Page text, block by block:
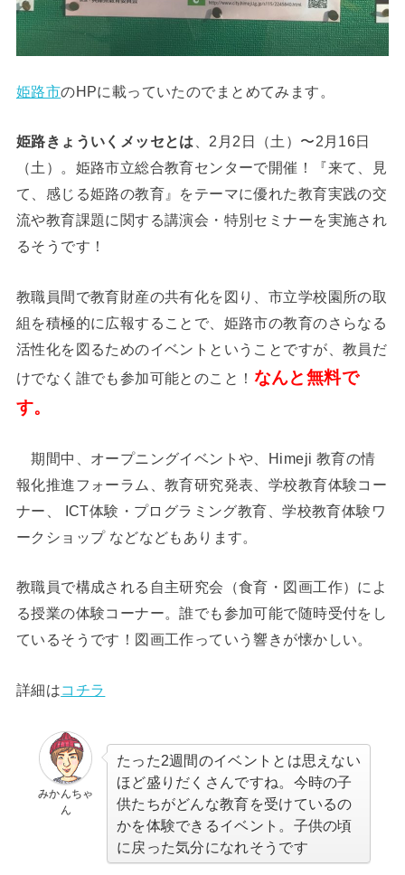
姫路市のHPに載っていたのでまとめてみます。
姫路きょういくメッセとは
2月2日（土）〜2月16日
（土）。姫路市立総合教育センターで開催！
『来て、見
て、感じる姫路の教育』をテーマに優れた教育実践の交
流や教育課題に関する講演会・特別セミナーを実施され
るそうです！
教職員間で教育財産の共有化を図り、市立学校園所の取
組を積極的に広報することで、姫路市の教育のさらなる
活性化を図るためのイベントということですが、教員だ
けでなく誰でも参加可能とのこと！ なんと無料で
す。
期間中、オープニングイベントや、Himeji 教育の情
報化推進フォーラム、教育研究発表、学校教育体験コー
ナー、 ICT体験・プログラミング教育、学校教育体験ワ
ークショップ などなどもあります。
教職員で構成される自主研究会（食育・図画工作）によ
る授業の体験コーナー。誰でも参加可能で随時受付をし
ているそうです！図画工作っていう響きが懐かしい。
詳細はコチラ
みかんちゃ
ん
たった2週間のイベントとは思えない
ほど盛りだくさんですね。今時の子
供たちがどんな教育を受けているの
かを体験できるイベント。子供の頃
に戻った気分になれそうです